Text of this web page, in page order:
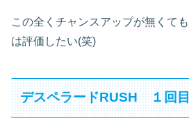
この全くチャンスアップが無くて
は評価したい(笑)
デスペラードRUSH １回